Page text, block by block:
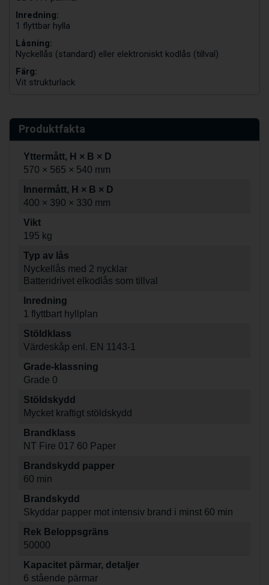
Inredning:
1 flyttbar hylla
Låsning:
Nyckellås (standard) eller elektroniskt kodlås (tillval)
Färg:
Vit strukturlack
Produktfakta
Yttermått, H × B × D
570 × 565 × 540 mm
Innermått, H × B × D
400 × 390 × 330 mm
Vikt
195 kg
Typ av lås
Nyckellås med 2 nycklar
Batteridrivet elkodlås som tillval
Inredning
1 flyttbart hyllplan
Stöldklass
Värdeskåp enl. EN 1143-1
Grade-klassning
Grade 0
Stöldskydd
Mycket kraftigt stöldskydd
Brandklass
NT Fire 017 60 Paper
Brandskydd papper
60 min
Brandskydd
Skyddar papper mot intensiv brand i minst 60 min
Rek Beloppsgräns
50000
Kapacitet pärmar, detaljer
6 stående pärmar